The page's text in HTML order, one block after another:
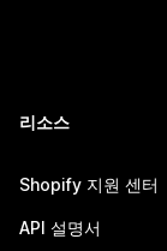
리소스
Shopify 지원 센터
API 설명서